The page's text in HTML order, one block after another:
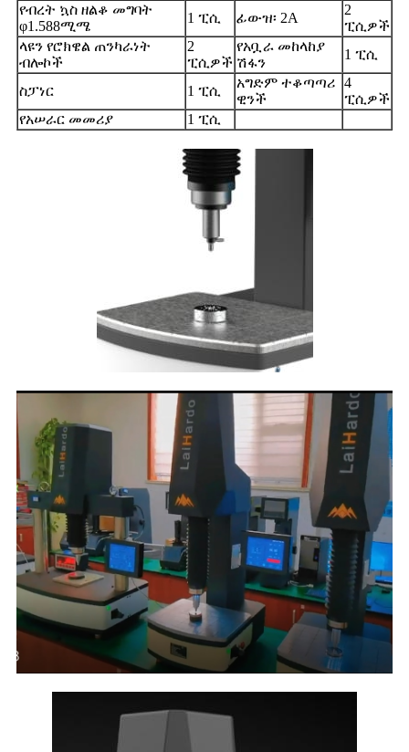
የብረት ኳስ ዘልቆ መግባት
φ1.588ሚሜ
1 ፒሲ ፊውዝ፡ 2A
2
ፒሲዎች
ላዩን የሮክዌል ጠንካራነት
ብሎኮች
2
ፒሲዎች
የአቧራ መከላከያ
ሽፋን
1 ፒሲ
ስፓነር 1 ፒሲ
አግድም ተቆጣጣሪ
ዊንች
4
ፒሲዎች
የአሠራር መመሪያ
1 ፒሲ